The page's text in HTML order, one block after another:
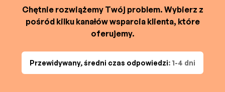
Chętnie rozwiążemy Twój problem. Wybierz z
pośród kilku kanałów wsparcia klienta, które
oferujemy.
Przewidywany, średni czas odpowiedzi: 1-4 dni